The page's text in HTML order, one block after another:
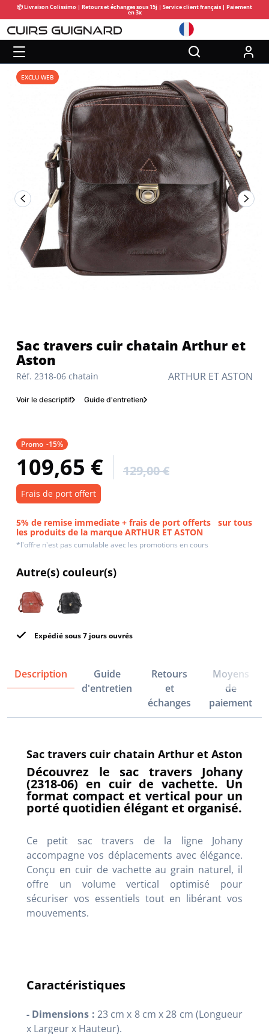
📦 Livraison Colissimo | Retours et échanges sous 15j | Service client français | Paiement
en 3x
ARTHUR ET ASTON
Réf. 2318-06 chatain
Sac travers cuir chatain Arthur et
Aston
Voir le descriptif Guide d'entretien
Promo -15%
109,65 € 129,00 €
Frais de port offert
5% de remise immediate + frais de port offerts sur tous
les produits de la marque ARTHUR ET ASTON
*l'offre n'est pas cumulable avec les promotions en cours
Autre(s) couleur(s)
Expédié sous 7 jours ouvrés
EXCLU WEB
Description
Guide
d'entretien
Retours
et
échanges
Moyens
de
paiement
Sac travers cuir chatain Arthur et Aston
Découvrez le sac travers Johany
(2318-06) en cuir de vachette. Un
format compact et vertical pour un
porté quotidien élégant et organisé.
Ce petit sac travers de la ligne Johany
accompagne vos déplacements avec élégance.
Conçu en cuir de vachette au grain naturel, il
offre un volume vertical optimisé pour
sécuriser vos essentiels tout en libérant vos
mouvements.
Caractéristiques
- Dimensions : 23 cm x 8 cm x 28 cm (Longueur
x Largeur x Hauteur).